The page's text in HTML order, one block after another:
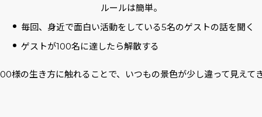
ルールは簡単。
毎回、身近で面白い活動をしている5名のゲストの話を聞く
ゲストが100名に達したら解散する
様の生き方に触れることで、いつもの景色が少し違って見えて